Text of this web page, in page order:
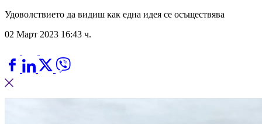
Удоволствието да видиш как една идея се осъществява
02 Март 2023 16:43 ч.